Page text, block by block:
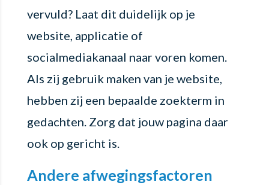
vervuld? Laat dit duidelijk op je
website, applicatie of
socialmediakanaal naar voren komen.
Als zij gebruik maken van je website,
hebben zij een bepaalde zoekterm in
gedachten. Zorg dat jouw pagina daar
ook op gericht is.
Andere afwegingsfactoren